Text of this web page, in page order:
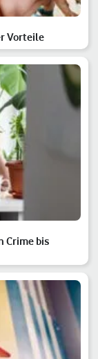
Vorteile
Crime bis